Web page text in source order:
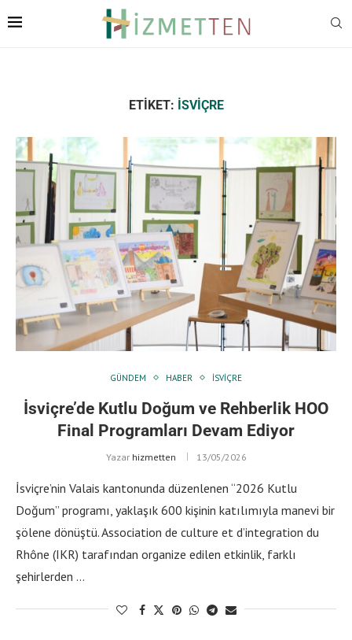
ETIKET: İSVIÇRE
GÜNDEM HABER İSVIÇRE
İsviçre’de Kutlu Doğum ve Rehberlik HOO
Final Programları Devam Ediyor
Yazar hizmetten 13/05/2026
İsviçre’nin Valais kantonunda düzenlenen “2026 Kutlu
Doğum” programı, yaklaşık 600 kişinin katılımıyla manevi bir
şölene dönüştü. Association de culture et d’integration du
Rhône (IKR) tarafından organize edilen etkinlik, farklı
şehirlerden …